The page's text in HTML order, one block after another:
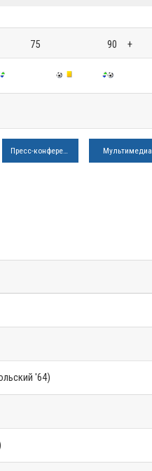
75 90 +
Пресс-конференция Мультимедиа
'64)